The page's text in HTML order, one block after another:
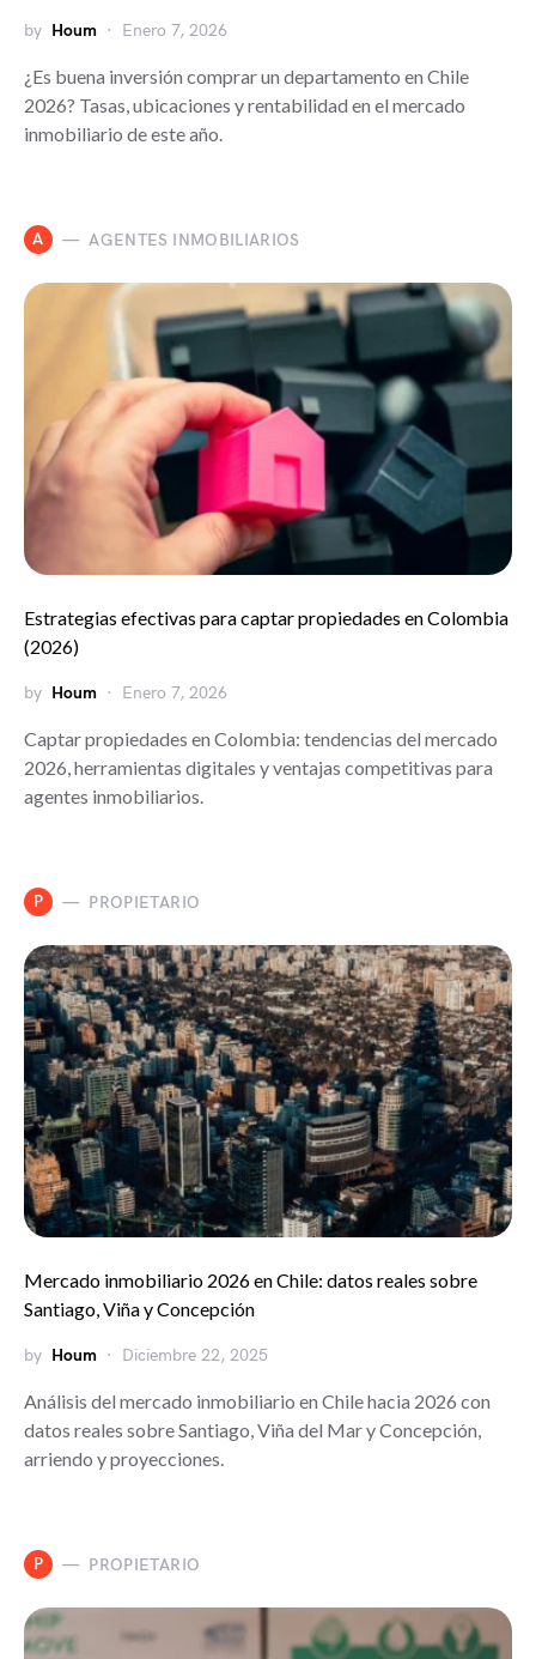
by Houm Enero 7, 2026
¿Es buena inversión comprar un departamento en Chile
2026? Tasas, ubicaciones y rentabilidad en el mercado
inmobiliario de este año.
A AGENTES INMOBILIARIOS
Estrategias efectivas para captar propiedades en Colombia
(2026)
by Houm Enero 7, 2026
Captar propiedades en Colombia: tendencias del mercado
2026, herramientas digitales y ventajas competitivas para
agentes inmobiliarios.
P PROPIETARIO
Mercado inmobiliario 2026 en Chile: datos reales sobre
Santiago, Viña y Concepción
by Houm Diciembre 22, 2025
Análisis del mercado inmobiliario en Chile hacia 2026 con
datos reales sobre Santiago, Viña del Mar y Concepción,
arriendo y proyecciones.
P PROPIETARIO